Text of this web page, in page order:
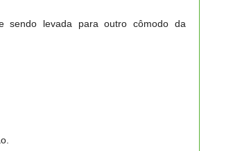
sendo levada para outro cômodo da